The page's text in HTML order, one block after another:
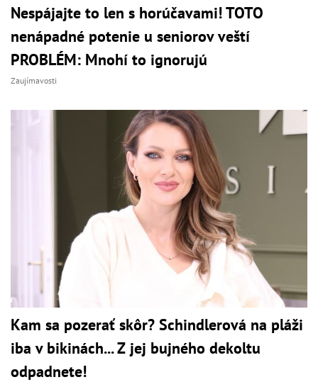
Nespájajte to len s horúčavami! TOTO
nenápadné potenie u seniorov veští
PROBLÉM: Mnohí to ignorujú
Zaujímavosti
Kam sa pozerať skôr? Schindlerová na pláži
iba v bikinách... Z jej bujného dekoltu
odpadnete!